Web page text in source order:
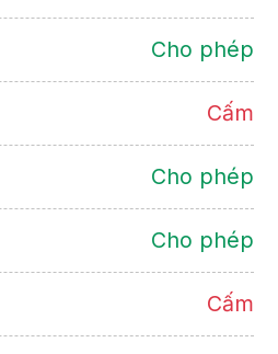
Cho phép
Cấm
Cho phép
Cho phép
Cấm